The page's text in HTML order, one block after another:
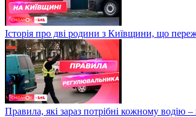
Історія про дві родини з Київщини, що
Правила, які зараз потрібні кожному водію